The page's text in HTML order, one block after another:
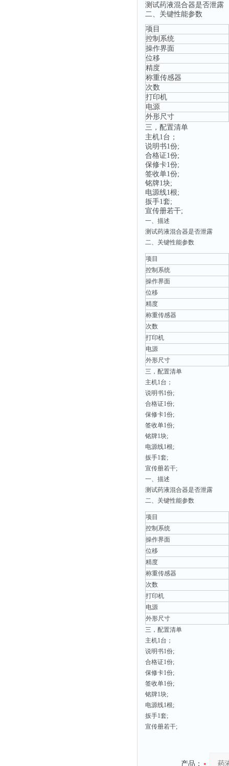
测试药液混合器是否泄露
二、关键性能参数
‌项目‌
控制系统
操作界面
位移
精度
称重传感器
次数
打印机
电源
外形尺寸
三，配置清单
主机1台；
说明书1份;
合格证1份;
保修卡1份;
签收单1份;
铭牌1块;
电源线1根;
扳手1套;
宣传册若干;
一、 描述
测试药液混合器是否泄露
二、关键性能参数
‌项目‌
控制系统‌
操作界面‌
位移
精度
称重传感器
次数
打印机
电源
外形尺寸
三，配置清单
主机1台；
说明书1份;
合格证1份;
保修卡1份;
签收单1份;
铭牌1块;
电源线1根;
扳手1套;
宣传册若干;
一、 描述
测试药液混合器是否泄露
二、关键性能参数
‌项目‌
控制系统‌
操作界面‌
位移
精度
称重传感器
次数
打印机
电源
外形尺寸
三，配置清单
主机1台；
说明书1份;
合格证1份;
保修卡1份;
签收单1份;
铭牌1块;
电源线1根;
扳手1套;
宣传册若干;
产品：